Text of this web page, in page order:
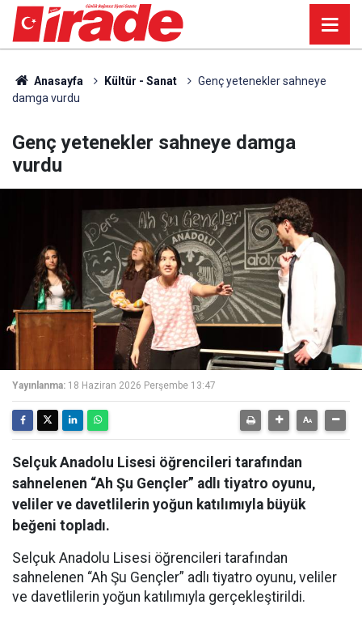
Anasayfa Kültür - Sanat
Genç yetenekler sahneye
damga vurdu
Genç yetenekler sahneye damga
vurdu
Yayınlanma: 18 Haziran 2026 Perşembe 13:47
Selçuk Anadolu Lisesi öğrencileri tarafından
sahnelenen “Ah Şu Gençler” adlı tiyatro oyunu,
veliler ve davetlilerin yoğun katılımıyla büyük
beğeni topladı.
Selçuk Anadolu Lisesi öğrencileri tarafından
sahnelenen “Ah Şu Gençler” adlı tiyatro oyunu, veliler
ve davetlilerin yoğun katılımıyla gerçekleştirildi.